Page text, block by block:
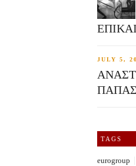
JULY 5,
TAGS
eurogroup